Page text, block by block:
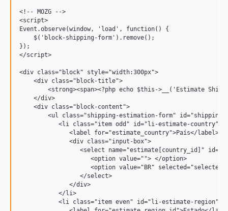
<!-- MOZG -->
<script>
Event.observe(window, 'load', function() {
    $('block-shipping-form').remove();
});
</script>
<div class="block" style="width:300px">
    <div class="block-title">
<strong><span><?php echo $this->__('Estimate
    </div>
    <div class="block-content">
<ul class="shipping-estimation-form"
           <li class="item odd" id="li-estimate-country">
              <label for="estimate_country">País</label>
              <div class="input-box">
<select name="estimate[country_id]"
                    <option value=""> </option>
<option value="BR"
                 </select>
              </div>
           </li>
           <li class="item even" id="li-estimate-region">